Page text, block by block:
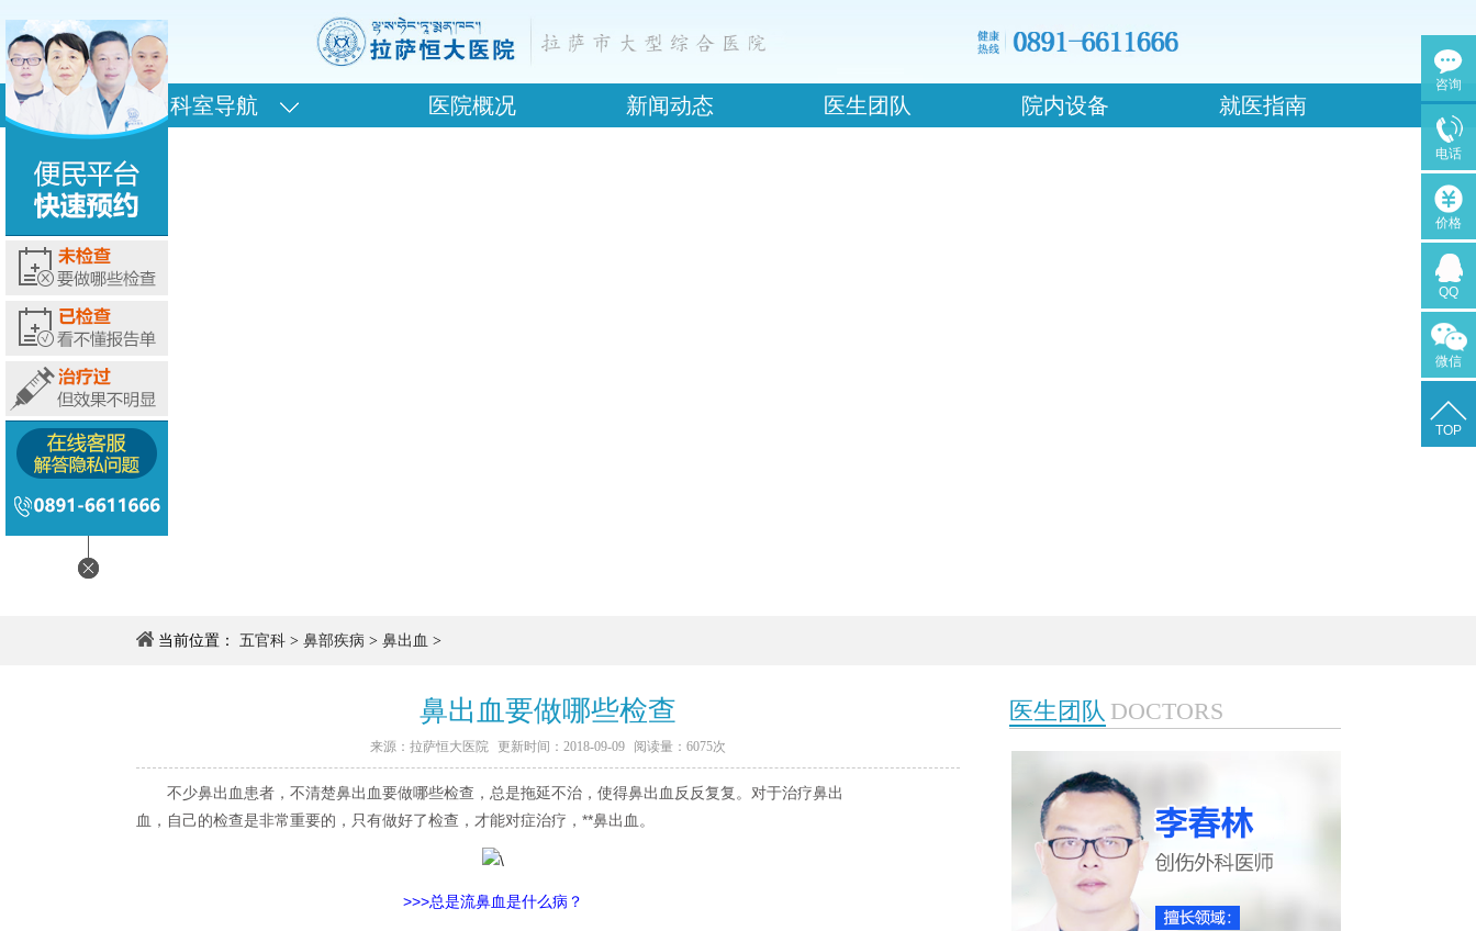
科室导航 医院概况 新闻动态 医生团队 院内设备 就医指南
当前位置： 五官科> 鼻部疾病 > 鼻出血 >
鼻出血要做哪些检查
来源： 拉萨恒大医院 更新时间：2018-09-09 阅读量： 6075次
不少鼻出血患者，不清楚鼻出血要做哪些检查，总是拖延不治，使得鼻出血反反复复。对于治疗鼻出
血，自己的检查是非常重要的，只有做好了检查，才能对症治疗，**鼻出血。
>>>总是流鼻血是什么病？
医生团队 DOCTORS
咨询
电话
价格
QQ
微信
TOP